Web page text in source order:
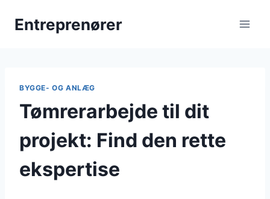
Entreprenører
BYGGE- OG ANLÆG
Tømrerarbejde til dit
projekt: Find den rette
ekspertise